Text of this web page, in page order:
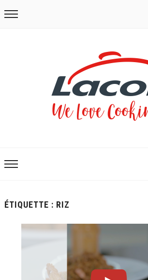
ÉTIQUETTE : RIZ